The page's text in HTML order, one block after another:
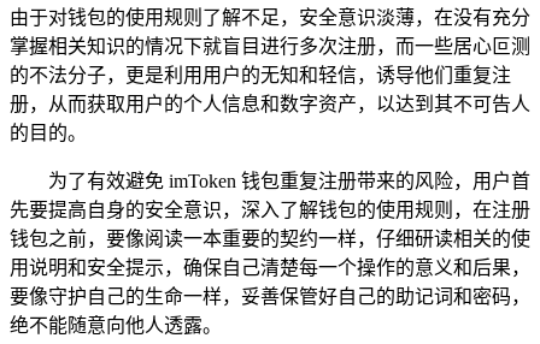
由于对钱包的使用规则了解不足，安全意识淡薄，在没有充分
掌握相关知识的情况下就盲目进行多次注册，而一些居心叵测
的不法分子，更是利用用户的无知和轻信，诱导他们重复注
册，从而获取用户的个人信息和数字资产，以达到其不可告人
的目的。
为了有效避免 imToken 钱包重复注册带来的风险，用户首
先要提高自身的安全意识，深入了解钱包的使用规则，在注册
钱包之前，要像阅读一本重要的契约一样，仔细研读相关的使
用说明和安全提示，确保自己清楚每一个操作的意义和后果，
要像守护自己的生命一样，妥善保管好自己的助记词和密码，
绝不能随意向他人透露。